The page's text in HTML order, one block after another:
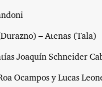
– Atenas (Tala)
Joaquín Schneider
Ocampos y Lucas